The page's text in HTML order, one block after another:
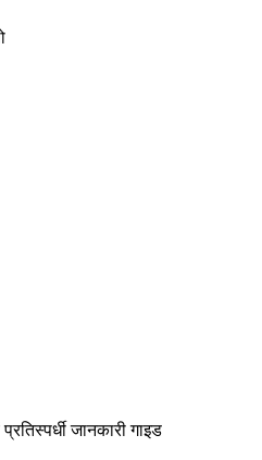
जानकारी गाइड